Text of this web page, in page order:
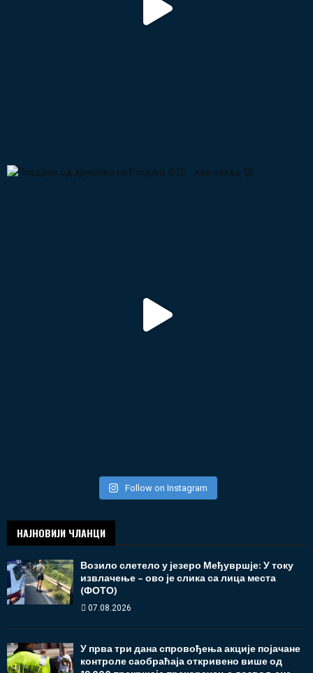
Follow on Instagram
НАЈНОВИЈИ ЧЛАНЦИ
Возило слетело у језеро Међувршје: У току
извлачење – ово је слика са лица места
(ФОТО)
07.08.2026
У прва три дана спровођења акције појачане
контроле саобраћаја откривено више од